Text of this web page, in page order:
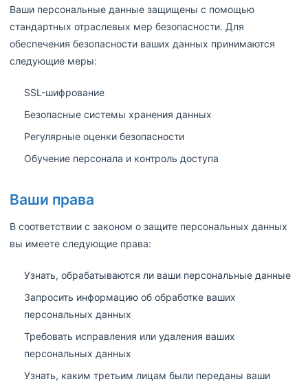
Ваши персональные данные защищены с помощью
стандартных отраслевых мер безопасности. Для
обеспечения безопасности ваших данных принимаются
следующие меры:
SSL-шифрование
Безопасные системы хранения данных
Регулярные оценки безопасности
Обучение персонала и контроль доступа
Ваши права
В соответствии с законом о защите персональных данных
вы имеете следующие права:
Узнать, обрабатываются ли ваши персональные данные
Запросить информацию об обработке ваших
персональных данных
Требовать исправления или удаления ваших
персональных данных
Узнать, каким третьим лицам были переданы ваши